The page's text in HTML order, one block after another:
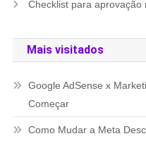
Checklist para aprovação
Mais visitados
Google AdSense x
Começar
Como Mudar a Meta